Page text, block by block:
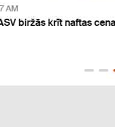
Kvoruma trūkuma